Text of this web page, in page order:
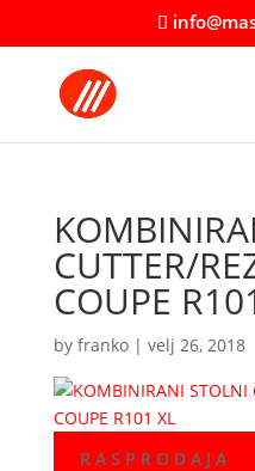
CUTTER/
COUPE
by franko| velj 26, 2018
R A S P R O D A J A